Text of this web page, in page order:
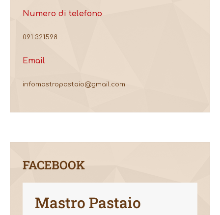
Numero di telefono
091 321598
Email
infomastropastaio@gmail.com
FACEBOOK
Mastro Pastaio